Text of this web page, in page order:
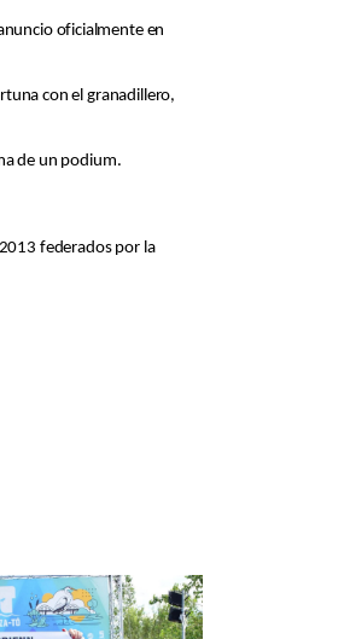
oficialmente en
con el granadillero,
de un podium.
federados por la